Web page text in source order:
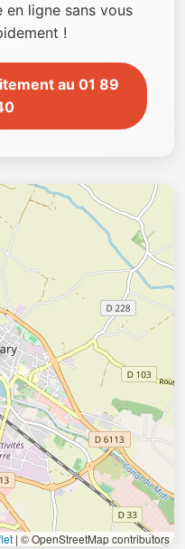
en ligne sans vous
!
au 01 89
| © OpenStreetMap contributors